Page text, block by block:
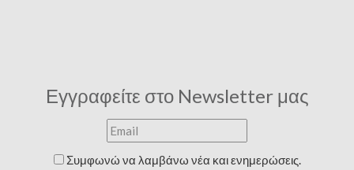
Εγγραφείτε στο Newsletter μας
Συμφωνώ να λαμβάνω νέα και ενημερώσεις.